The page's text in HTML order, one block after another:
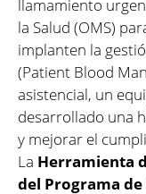
llamamiento
la Salud (OMS)
implanten la
(Patient Blood
asistencial, un
desarrollado una
y mejorar el
La Herramienta
del Programa de